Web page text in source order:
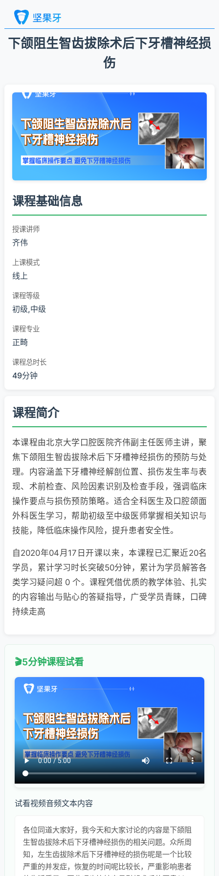
下颌阻生智齿拔除术后下牙槽神经损
伤
课程基础信息
授课讲师
齐伟
上课模式
线上
课程等级
初级,中级
课程专业
正畸
课程总时长
49分钟
课程简介
本课程由北京大学口腔医院齐伟副主任医师主讲，聚
焦下颌阻生智齿拔除术后下牙槽神经损伤的预防与处
理。内容涵盖下牙槽神经解剖位置、损伤发生率与表
现、术前检查、风险因素识别及检查手段，强调临床
操作要点与损伤预防策略。适合全科医生及口腔颌面
外科医生学习，帮助初级至中级医师掌握相关知识与
技能，降低临床操作风险，提升患者安全性。
自2020年04月17日开课以来，本课程已汇聚近20名
学员，累计学习时长突破50分钟，累计为学员解答各
类学习疑问超 0 个。课程凭借优质的教学体验、扎实
的内容输出与贴心的答疑指导，广受学员青睐，口碑
持续走高
5分钟课程试看
试看视频音频文本内容
各位同道大家好，我今天和大家讨论的内容是下颌阻
生智齿拔除术后下牙槽神经损伤的相关问题。众所周
知，左生齿拔除术后下牙槽神经的损伤呢是一个比较
严重的并发症，恢复的时间呢比较长，严重影响患者